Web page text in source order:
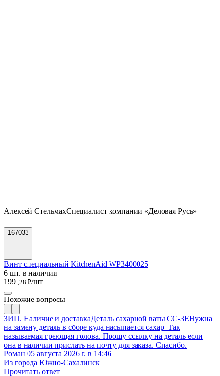
Алексей СтельмахСпециалист компании «Деловая Русь»
167033
Винт специальный KitchenAid WP3400025
6 шт. в наличии
199 ,28 ₽/шт
Похожие вопросы
ЗИП. Наличие и доставкаДеталь сахарной ваты CC-3EНужна
на замену деталь в сборе куда насыпается сахар. Так
называемая греющая голова. Прошу ссылку на деталь если
она в наличии прислать на почту для заказа. Спасибо.
Роман 05 августа 2026 г. в 14:46
Из города Южно-Сахалинск
Прочитать ответ